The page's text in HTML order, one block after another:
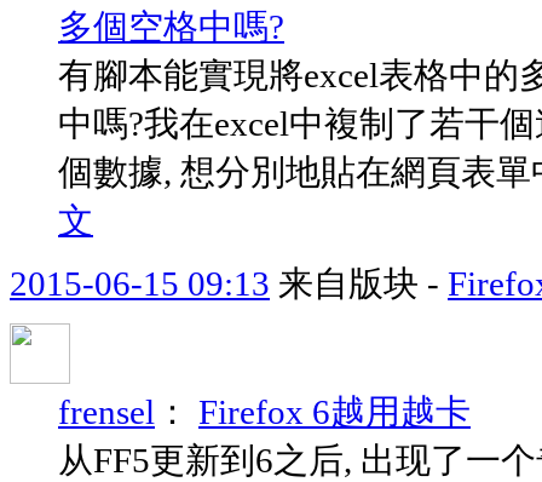
多個空格中嗎?
有腳本能實現將excel表格中的
中嗎?我在excel中複制了若干
個數據, 想分別地貼在網頁表
文
2015-06-15 09:13 来自版块 -
frensel ： Firefox 6越用越卡
从FF5更新到6之后, 出现了一